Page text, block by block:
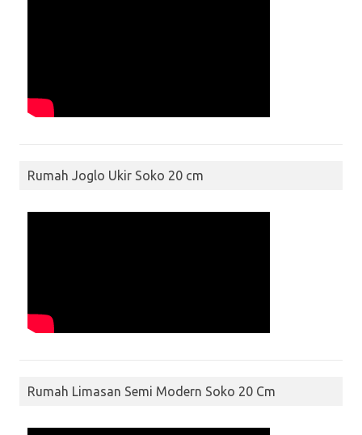
Rumah Joglo Ukir Soko 20 cm
Rumah Limasan Semi Modern Soko 20 Cm